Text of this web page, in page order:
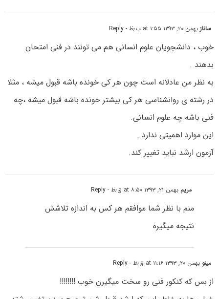
سانازبهمن ۲۰, ۱۳۹۳ at ۱:۵۵ ب٫ظ - Reply
خوب ، دانشجویان علوم انسانی هم می تونند در فنی امتحان
بدهند .
به نظر من عادلانه است چون هر کی خونده باشه قبول میشه ، مثلا
در رشته ی روانشناسی هر کی بیشتر خونده باشه قبول میشه ،چه
فنی باشه چه علوم انسانی.
این موارد اهمیتی ندارد .
آزمون ارشد نباید تغییر کند.
مریم بهمن ۲۱, ۱۳۹۳ at ۸:۵۰ ق٫ظ - Reply
منم با نظر شما موافقم هر کس به اندازه تلاشش
نتیجه میگیره
مینو بهمن ۲۰, ۱۳۹۳ at ۱۱:۱۶ ق٫ظ - Reply
از بس که کنکور فنی رو سخت میگیرن خوب !!!!!!!!